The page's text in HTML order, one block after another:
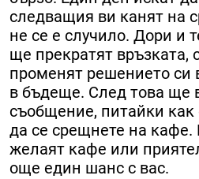
следващия ви канят на
не се е случило. Дори и
ще прекратят връзката,
променят решението си
в бъдеще. След това ще
съобщение, питайки как
да се срещнете на кафе.
желаят кафе или
още един шанс с вас.